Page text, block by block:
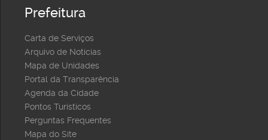
Prefeitura
Carta de Serviços
Arquivo de Notícias
Mapa de Unidades
Portal da Transparência
Agenda da Cidade
Pontos Turísticos
Perguntas Frequentes
Mapa do Site